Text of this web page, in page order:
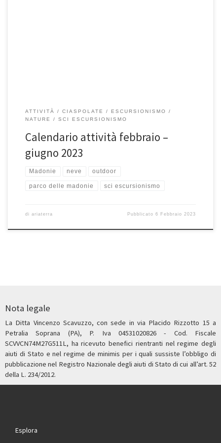
ATTIVITÀ CIASPOLATE
ESCURSIONISMO
NATURE
SCI ESCURSIONISMO
Calendario attività febbraio –
giugno 2023
Madonie neve outdoor
parco delle madonie sci escursionismo
di ariaterra Pubblicato6 Febbraio 2023
Nota legale
La Ditta Vincenzo Scavuzzo, con sede in via Placido Rizzotto 15 a
Petralia Soprana (PA), P. Iva 04531020826 - Cod. Fiscale
SCVVCN74M27G511L, ha ricevuto benefici rientranti nel regime degli
aiuti di Stato e nel regime de minimis per i quali sussiste l’obbligo di
pubblicazione nel Registro Nazionale degli aiuti di Stato di cui all’art. 52
della L. 234/2012.
Esplora